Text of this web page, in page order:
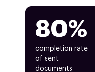
80%
completion rate
of sent
documents